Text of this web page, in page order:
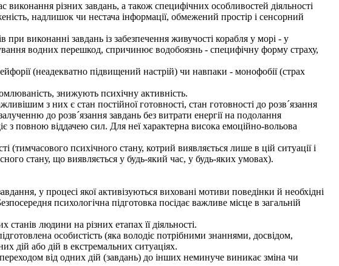
різних завдань, а також специфічних особливостей діяльності
надлишок чи нестача інформації, обмежений простір і сенсорний
виконанні завдань із забезпечення живучості корабля у морі - у
водних перешкод, спричинює водобоязнь - специфічну форму страху,
(неадекватно підвищений настрій) чи навпаки - монофобії (страх
знижують психічну активність.
з них є стан постійної готовності, стан готовності до розв´язання
до розв´язання завдань без витрати енергії на подолання
з повною віддачею сил. Для неї характерна висока емоційно-вольова
(тимчасового психічного стану, котрий виявляється лише в цій ситуації і
стану, що виявляється у будь-який час, у будь-яких умовах).
у процесі якої активізуються виховані мотиви поведінки й необхідні
психологічна підготовка посідає важливе місце в загальній
людини на різних етапах її діяльності.
особистість (яка володіє потрібними знаннями, досвідом,
дій або дій в екстремальних ситуаціях.
від одних дій (завдань) до інших неминуче виникає зміна чи